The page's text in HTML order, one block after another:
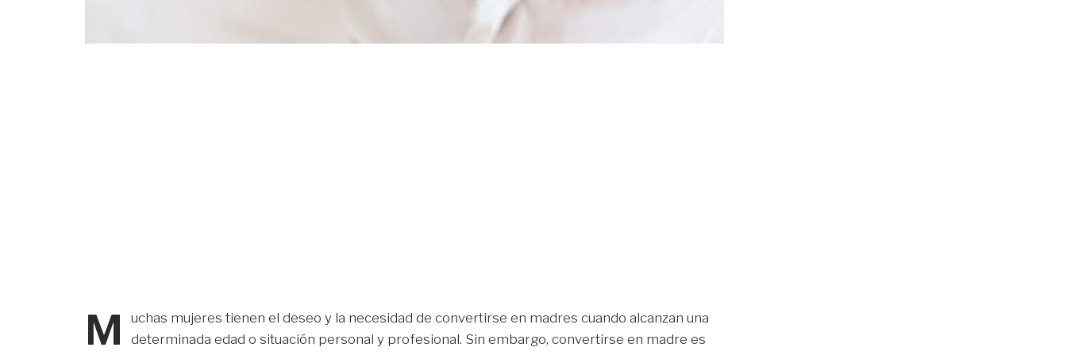
M
uchas mujeres tienen el deseo y la necesidad de convertirse en madres cuando alcanzan una
determinada edad o situación personal y profesional. Sin embargo, convertirse en madre es